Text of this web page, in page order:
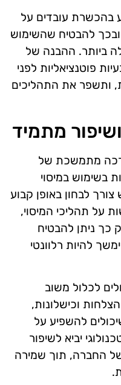
בהכשרת עובדים על
להבטיח שהשימוש
ביותר. ההבנה של
פוטנציאליות לפני
ותשפר את התהליכים
מתמיד
מתמשכת של
בשימוש במיסוי
לבחון באופן קבוע
על תהליכי המיסוי,
כך ניתן להבטיח
להיות רלוונטי
לכלול משוב
וכישלונות,
להשפיע על
יביא לשיפור
של החברה, תוך שמירה